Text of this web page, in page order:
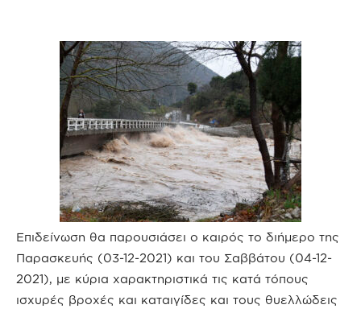
Επιδείνωση θα παρουσιάσει ο καιρός το διήμερο της
Παρασκευής (03-12-2021) και του Σαββάτου (04-12-
2021), με κύρια χαρακτηριστικά τις κατά τόπους
ισχυρές βροχές και καταιγίδες και τους θυελλώδεις